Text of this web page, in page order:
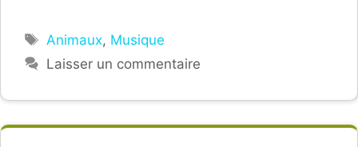
Étiquettes
Animaux, Musique
Laisser un commentaire